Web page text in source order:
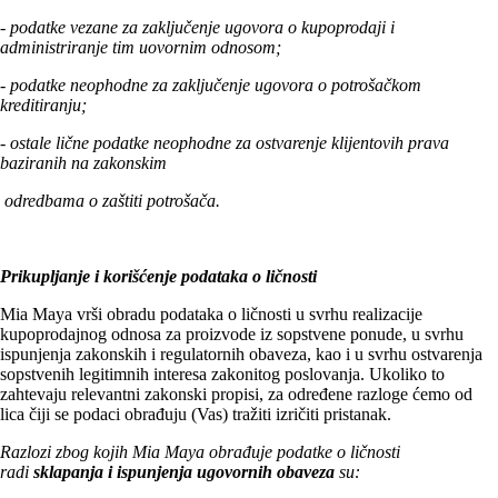
- podatke vezane za zaključenje ugovora o kupoprodaji i
administriranje tim uovornim odnosom;
- podatke neophodne za zaključenje ugovora o potrošačkom
kreditiranju;
- ostale lične podatke neophodne za ostvarenje klijentovih prava
baziranih na zakonskim
odredbama o zaštiti potrošača.
Prikupljanje i korišćenje podataka o ličnosti
Mia Maya vrši obradu podataka o ličnosti u svrhu realizacije
kupoprodajnog odnosa za proizvode iz sopstvene ponude, u svrhu
ispunjenja zakonskih i regulatornih obaveza, kao i u svrhu ostvarenja
sopstvenih legitimnih interesa zakonitog poslovanja. Ukoliko to
zahtevaju relevantni zakonski propisi, za određene razloge ćemo od
lica čiji se podaci obrađuju (Vas) tražiti izričiti pristanak.
Razlozi zbog kojih Mia Maya obrađuje podatke o ličnosti
radi sklapanja i ispunjenja ugovornih obaveza su: